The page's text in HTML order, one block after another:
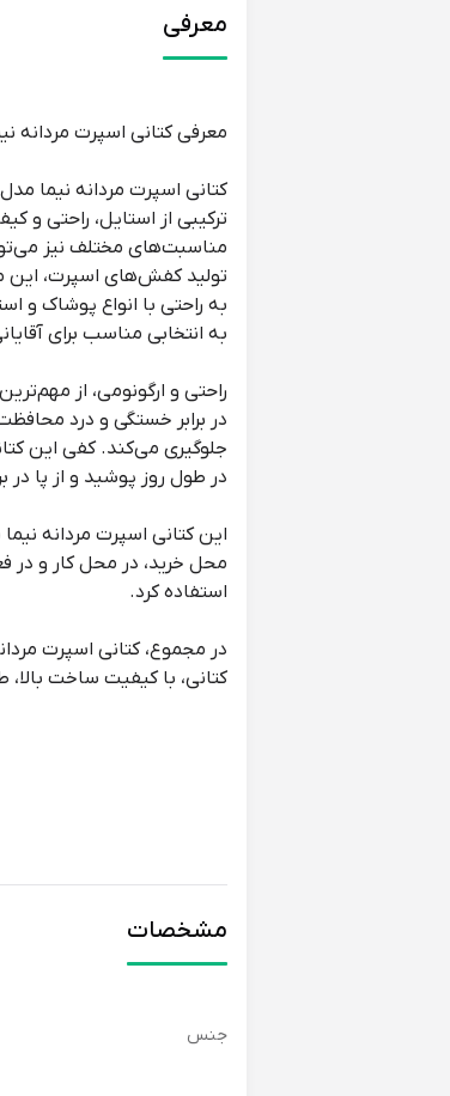
معرفی
معرفی کتانی اسپرت مردانه
کتانی اسپرت مردانه نیما
ترکیبی از استایل، راحتی و
مناسبت‌های مختلف نیز
تولید کفش‌های اسپرت، این
به راحتی با انواع پوشاک و
به انتخابی مناسب برای
راحتی و ارگونومی، از
در برابر خستگی و درد
جلوگیری می‌کند. کفی این
در طول روز پوشید و از پا در
این کتانی اسپرت مردانه
استفاده کرد.
در مجموع، کتانی اسپرت
کتانی، با کیفیت ساخت
مشخصات
جنس